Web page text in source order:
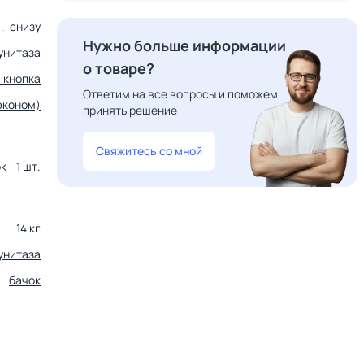
снизу
- 1 шт.
14 кг
бачок
Нужно больше информации
о товаре?
Ответим на все вопросы и поможем
принять решение
Свяжитесь со мной